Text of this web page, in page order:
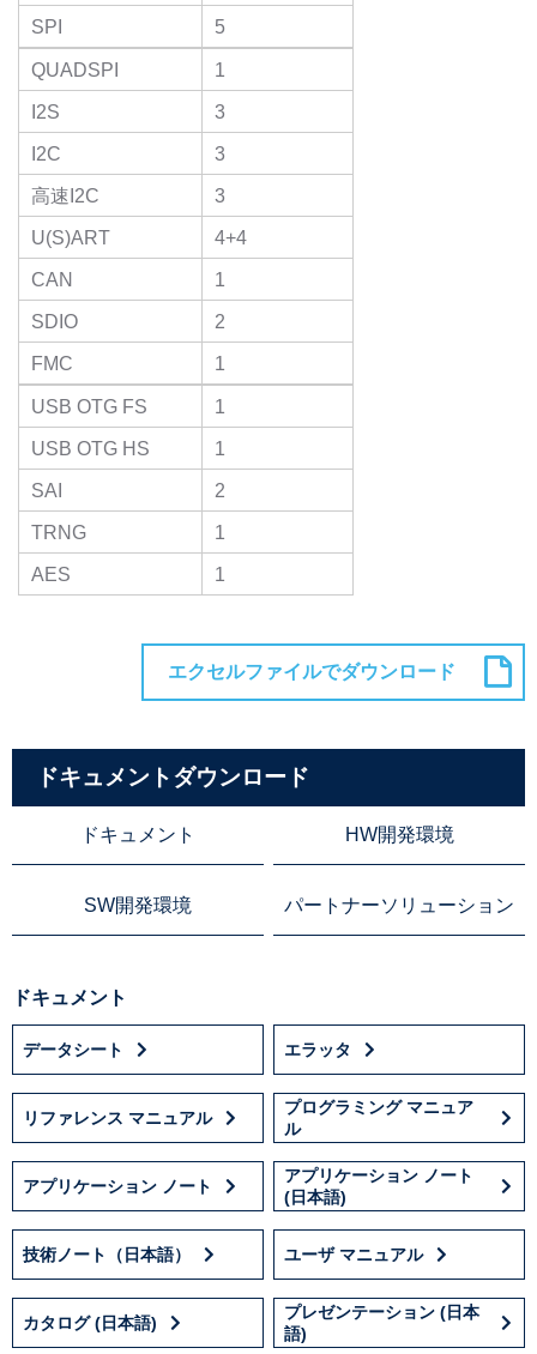
SPI
5
QUADSPI
1
I2S
3
I2C
3
高速I2C
3
U(S)ART
4+4
CAN
1
SDIO
2
FMC
1
USB OTG FS
1
USB OTG HS
1
SAI
2
TRNG
1
AES
1
ドキュメントダウンロード
ドキュメント HW開発環境
SW開発環境 パートナーソリューション
ドキュメント
データシート エラッタ
リファレンス マニュアル
プログラミング マニュア
ル
アプリケーション ノート
アプリケーション ノート
(日本語)
技術ノート（日本語） ユーザ マニュアル
カタログ (日本語)
プレゼンテーション (日本
語)